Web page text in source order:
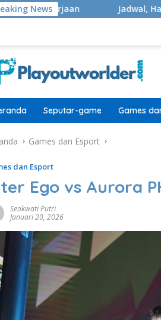
NewsJadwal, Hadiah, Format,
Seputar-game Games
Games dan Esport
dan Esport
Ego vs Aurora
Seokwati Putri
Januari 20, 2026